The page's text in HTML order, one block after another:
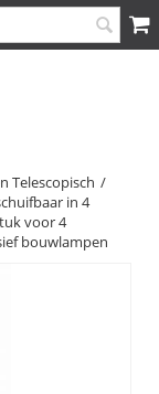
Telescopisch /
in 4
voor 4
bouwlampen